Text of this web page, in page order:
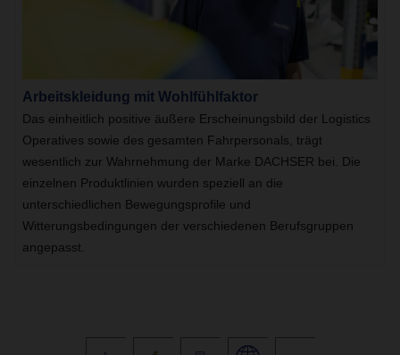
Arbeitskleidung mit Wohlfühlfaktor
Das einheitlich positive äußere Erscheinungsbild der Logistics
Operatives sowie des gesamten Fahrpersonals, trägt
wesentlich zur Wahrnehmung der Marke DACHSER bei. Die
einzelnen Produktlinien wurden speziell an die
unterschiedlichen Bewegungsprofile und
Witterungsbedingungen der verschiedenen Berufsgruppen
angepasst.